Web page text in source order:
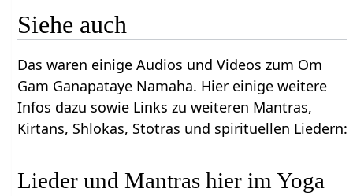
Siehe auch
Das waren einige Audios und Videos zum Om
Gam Ganapataye Namaha. Hier einige weitere
Infos dazu sowie Links zu weiteren Mantras,
Kirtans, Shlokas, Stotras und spirituellen Liedern:
Lieder und Mantras hier im Yoga